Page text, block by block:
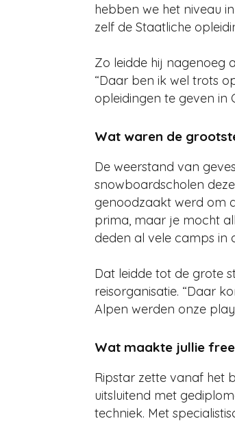
hebben we het niveau
zelf de Staatliche
Zo leidde hij nagenoeg
“Daar ben ik wel trots
opleidingen te geven in
Wat waren de
De weerstand van
snowboardscholen
genoodzaakt werd om
prima, maar je mocht
deden al vele camps in
Dat leidde tot de grote
reisorganisatie. “Daar
Alpen werden onze
Wat maakte jullie
Ripstar zette vanaf het
uitsluitend met
techniek. Met